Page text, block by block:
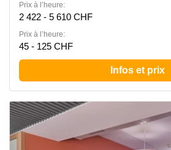
Prix à l’heure:
2 422 - 5 610 CHF
Prix à l’heure:
45 - 125 CHF
Infos et prix